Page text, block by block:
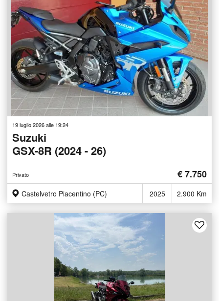
19 luglio 2026 alle 19:24
Suzuki
GSX-8R (2024 - 26)
Privato € 7.750
Castelvetro Piacentino (PC) 2025 2.900 Km